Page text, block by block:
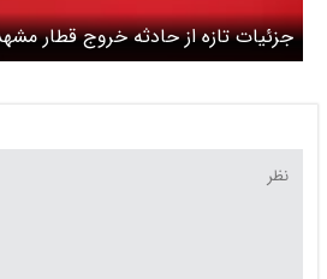
جزئیات تازه از حادثه خروج قطار